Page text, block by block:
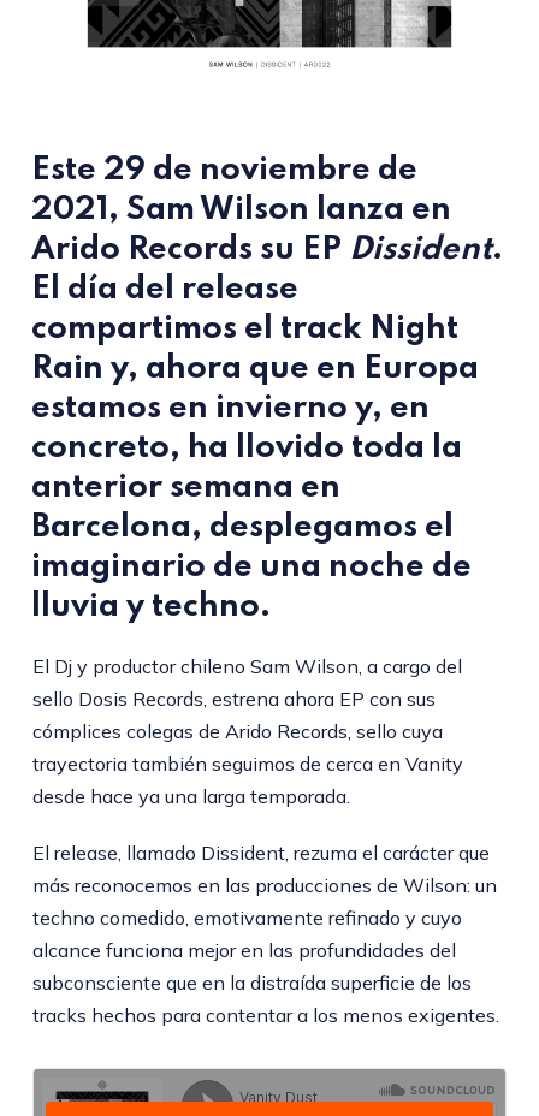
Este 29 de noviembre de
2021, Sam Wilson lanza en
Arido Records su EP Dissident.
El día del release
compartimos el track Night
Rain y, ahora que en Europa
estamos en invierno y, en
concreto, ha llovido toda la
anterior semana en
Barcelona, desplegamos el
imaginario de una noche de
lluvia y techno.
El Dj y productor chileno Sam Wilson, a cargo del
sello Dosis Records, estrena ahora EP con sus
cómplices colegas de Arido Records, sello cuya
trayectoria también seguimos de cerca en Vanity
desde hace ya una larga temporada.
El release, llamado Dissident, rezuma el carácter que
más reconocemos en las producciones de Wilson: un
techno comedido, emotivamente refinado y cuyo
alcance funciona mejor en las profundidades del
subconsciente que en la distraída superficie de los
tracks hechos para contentar a los menos exigentes.